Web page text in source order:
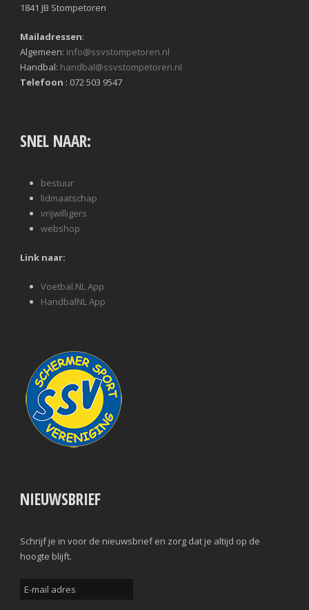
1841 JB Stompetoren
Mailadressen:
Algemeen: info@ssvstompetoren.nl
Handbal: handbal@ssvstompetoren.nl
Telefoon : 072 503 9547
SNEL NAAR:
bestuur
lidmaatschap
vrijwilligers
webshop
Link naar:
Voetbal.NL App
HandbalNL App
NIEUWSBRIEF
Schrijf je in voor de nieuwsbrief en zorg dat je altijd op de
hoogte blijft.